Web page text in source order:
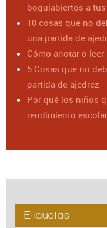
boquiabiertos a
10 cosas que no
una partida de
Cómo anotar o
5 Cosas que no
partida de ajedrez
Por qué los niños
rendimiento escolar
Etiquetas